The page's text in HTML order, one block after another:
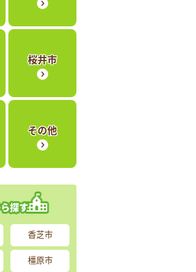
桜井市
その他
香芝市
橿原市